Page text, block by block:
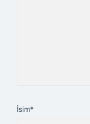
İsim*